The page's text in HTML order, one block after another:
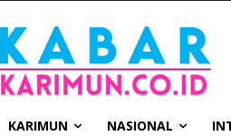
KARIMUN NASIONAL